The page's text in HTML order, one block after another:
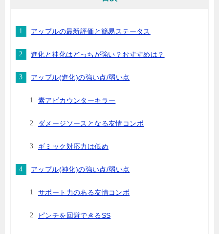
アップルの最新評価と簡易ステータス
進化と神化はどっちが強い？おすすめは？
アップル(進化)の強い点/弱い点
素アビカウンターキラー
ダメージソースとなる友情コンボ
ギミック対応力は低め
アップル(神化)の強い点/弱い点
サポート力のある友情コンボ
ピンチを回避できるSS